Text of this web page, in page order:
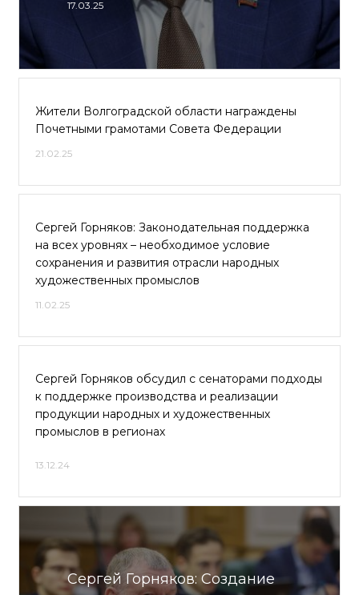
17.03.25
Жители Волгоградской области награждены
Почетными грамотами Совета Федерации
21.02.25
Сергей Горняков: Законодательная поддержка
на всех уровнях – необходимое условие
сохранения и развития отрасли народных
художественных промыслов
11.02.25
Сергей Горняков обсудил с сенаторами подходы
к поддержке производства и реализации
продукции народных и художественных
промыслов в регионах
13.12.24
Сергей Горняков: Создание